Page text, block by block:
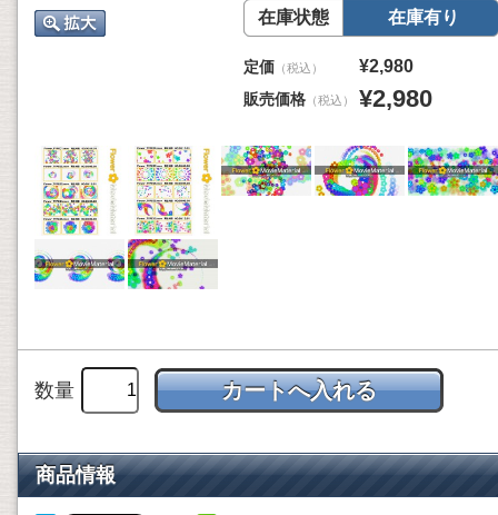
在庫状態 在庫有り
定価 （税込） ¥2,980
販売価格 （税込） ¥2,980
数量
商品情報